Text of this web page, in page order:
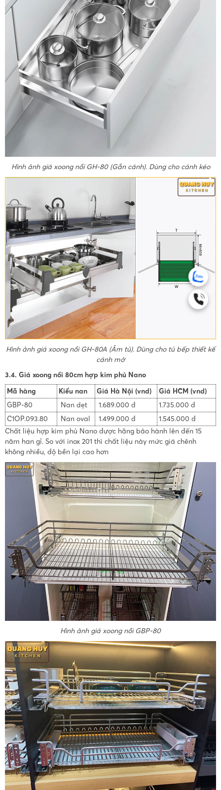
Hình ảnh giá xoong nồi GH-80 (Gắn cánh). Dùng cho cánh kéo
Hình ảnh giá xoong nồi GH-80A (Âm tủ). Dùng cho tủ bếp thiết kế
cánh mở
3.4. Giá xoong nồi 80cm hợp kim phủ Nano
Mã hàng
Kiểu nan Giá Hà Nội (vnd)
Giá HCM (vnd)
GBP-80
Nan dẹt 1.689.000 đ
1.735.000 đ
C1OP.093.80
Nan oval 1.499.000 đ
1.545.000 đ
Chất liệu hợp kim phủ Nano được hãng bảo hành lên đến 15
năm han gỉ. So với inox 201 thì chất liệu này mức giá chênh
không nhiều, độ bền lại cao hơn
Hình ảnh giá xoong nồi GBP-80